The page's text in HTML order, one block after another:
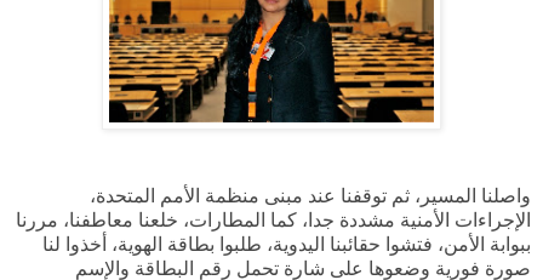
واصلنا المسير، ثم توقفنا عند مبنى منظمة الأمم المتحدة،
الإجراءات الأمنية مشددة جدا، كما المطارات، خلعنا معاطفنا، مررنا
ببوابة الأمن، فتشوا حقائبنا اليدوية، طلبوا بطاقة الهوية، أخذوا لنا
صورة فورية وضعوها على شارة تحمل رقم البطاقة والإسم